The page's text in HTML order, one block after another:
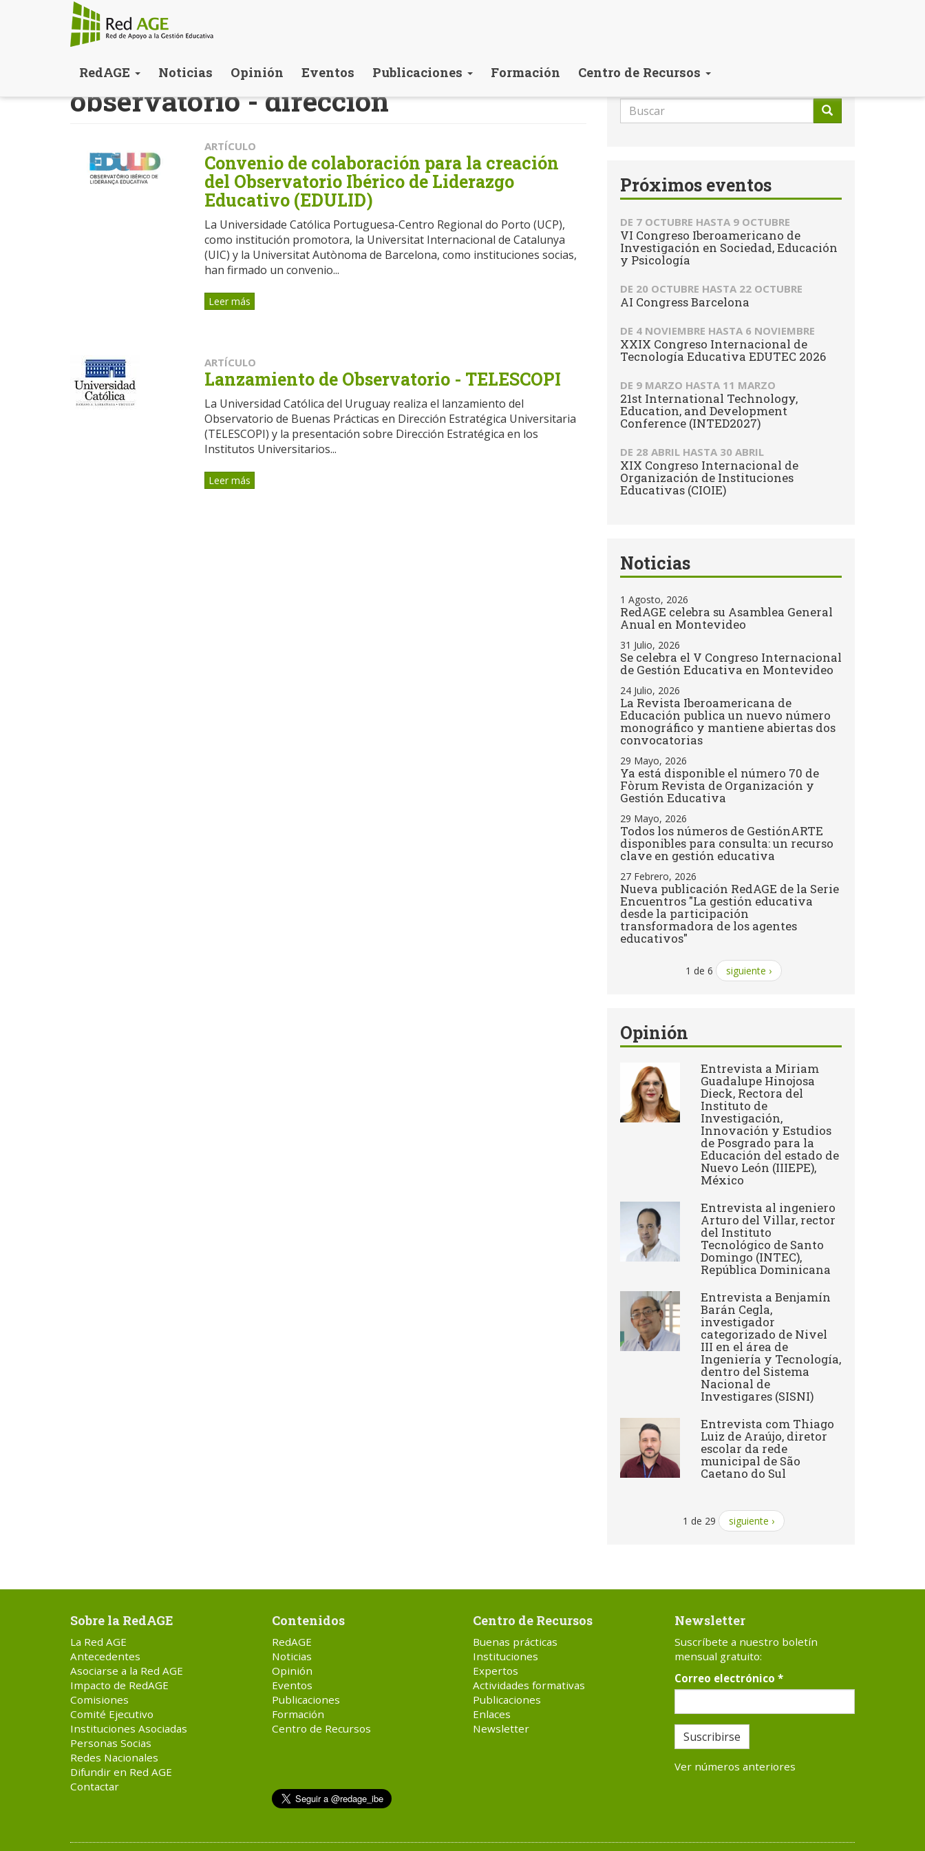
contenido
RedAGE Noticias Opinión Eventos Publicaciones Formación Centro de Recursos
observatorio - dirección
ARTÍCULO
Convenio de colaboración para la creación
del Observatorio Ibérico de Liderazgo
Educativo (EDULID)
La Universidade Católica Portuguesa-Centro Regional do Porto (UCP),
como institución promotora, la Universitat Internacional de Catalunya
(UIC) y la Universitat Autònoma de Barcelona, como instituciones socias,
han firmado un convenio...
Leer más
ARTÍCULO
Lanzamiento de Observatorio - TELESCOPI
La Universidad Católica del Uruguay realiza el lanzamiento del
Observatorio de Buenas Prácticas en Dirección Estratégica Universitaria
(TELESCOPI) y la presentación sobre Dirección Estratégica en los
Institutos Universitarios...
Leer más
Formulario
de
Próximos eventos
DE 7 OCTUBRE HASTA 9 OCTUBRE
VI Congreso Iberoamericano de
Investigación en Sociedad, Educación
y Psicología
DE 20 OCTUBRE HASTA 22 OCTUBRE
AI Congress Barcelona
DE 4 NOVIEMBRE HASTA 6 NOVIEMBRE
XXIX Congreso Internacional de
Tecnología Educativa EDUTEC 2026
DE 9 MARZO HASTA 11 MARZO
21st International Technology,
Education, and Development
Conference (INTED2027)
DE 28 ABRIL HASTA 30 ABRIL
XIX Congreso Internacional de
Organización de Instituciones
Educativas (CIOIE)
Noticias
1 Agosto, 2026
RedAGE celebra su Asamblea General
Anual en Montevideo
31 Julio, 2026
Se celebra el V Congreso Internacional
de Gestión Educativa en Montevideo
24 Julio, 2026
La Revista Iberoamericana de
Educación publica un nuevo número
monográfico y mantiene abiertas dos
convocatorias
29 Mayo, 2026
Ya está disponible el número 70 de
Fòrum Revista de Organización y
Gestión Educativa
29 Mayo, 2026
Todos los números de GestiónARTE
disponibles para consulta: un recurso
clave en gestión educativa
27 Febrero, 2026
Nueva publicación RedAGE de la Serie
Encuentros "La gestión educativa
desde la participación
transformadora de los agentes
educativos"
1 de 6 siguiente ›
Opinión
Entrevista a Miriam
Guadalupe Hinojosa
Dieck, Rectora del
Instituto de
Investigación,
Innovación y Estudios
de Posgrado para la
Educación del estado de
Nuevo León (IIIEPE),
México
Entrevista al ingeniero
Arturo del Villar, rector
del Instituto
Tecnológico de Santo
Domingo (INTEC),
República Dominicana
Entrevista a Benjamín
Barán Cegla,
investigador
categorizado de Nivel
III en el área de
Ingeniería y Tecnología,
dentro del Sistema
Nacional de
Investigares (SISNI)
Entrevista com Thiago
Luiz de Araújo, diretor
escolar da rede
municipal de São
Caetano do Sul
1 de 29 siguiente ›
Sobre la RedAGE
La Red AGE
Antecedentes
Asociarse a la Red AGE
Impacto de RedAGE
Comisiones
Comité Ejecutivo
Instituciones Asociadas
Personas Socias
Redes Nacionales
Difundir en Red AGE
Contactar
Contenidos
RedAGE
Noticias
Opinión
Eventos
Publicaciones
Formación
Centro de Recursos
Centro de Recursos
Buenas prácticas
Instituciones
Expertos
Actividades formativas
Publicaciones
Enlaces
Newsletter
Newsletter
Suscríbete a nuestro boletín
mensual gratuito:
Correo electrónico *
Suscribirse
Ver números anteriores